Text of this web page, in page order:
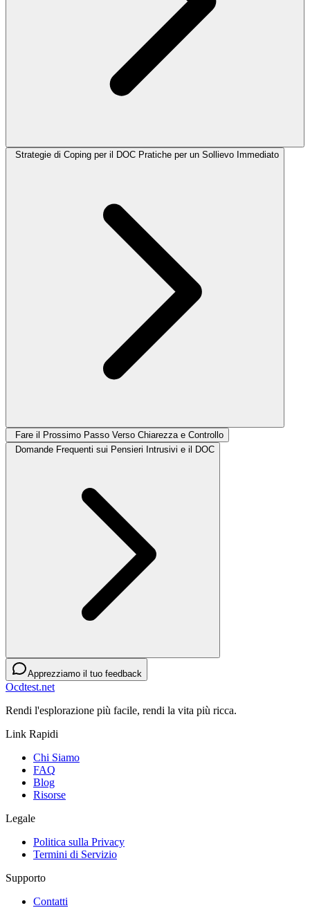
Strategie di Coping per il DOC Pratiche per un Sollievo Immediato
Fare il Prossimo Passo Verso Chiarezza e Controllo
Domande Frequenti sui Pensieri Intrusivi e il DOC
Apprezziamo il tuo feedback
Ocdtest.net
Rendi l'esplorazione più facile, rendi la vita più ricca.
Link Rapidi
Chi Siamo
FAQ
Blog
Risorse
Legale
Politica sulla Privacy
Termini di Servizio
Supporto
Contatti